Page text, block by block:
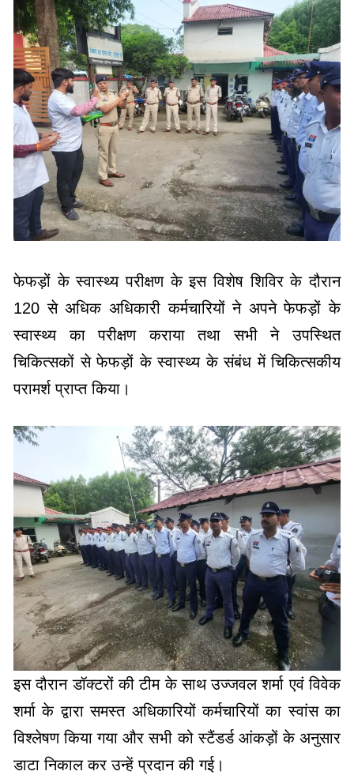
फेफड़ों के स्वास्थ्य परीक्षण के इस विशेष शिविर के दौरान
स्वास्थ्य का परीक्षण कराया तथा सभी ने उपस्थित
चिकित्सकों से फेफड़ों के स्वास्थ्य के संबंध में चिकित्सकीय
परामर्श प्राप्त किया।
इस दौरान डॉक्टरों की टीम के साथ उज्जवल शर्मा एवं विवेक
शर्मा के द्वारा समस्त अधिकारियों कर्मचारियों का स्वांस का
विश्लेषण किया गया और सभी को स्टैंडर्ड आंकड़ों के अनुसार
डाटा निकाल कर उन्हें प्रदान की गई।